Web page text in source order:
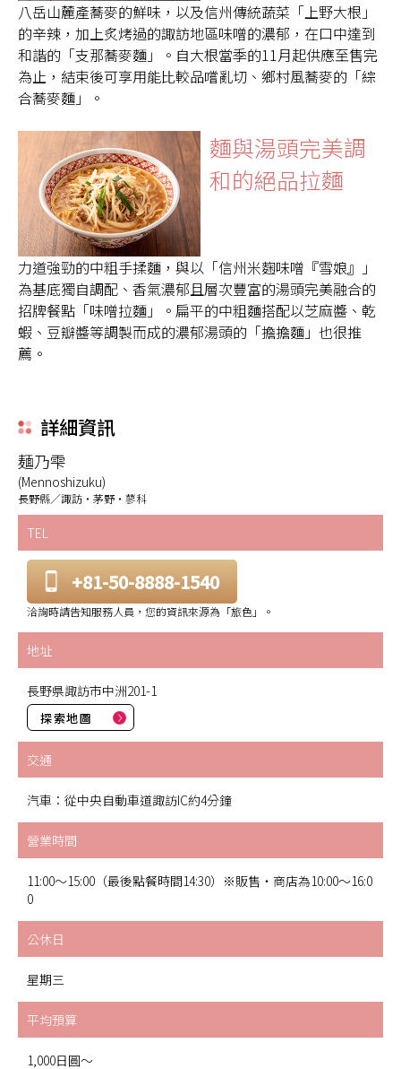
八岳山麓產蕎麥的鮮味，以及信州傳統蔬菜「上野大根」
的辛辣，加上炙烤過的諏訪地區味噌的濃郁，在口中達到
和諧的「支那蕎麥麵」。自大根當季的11月起供應至售完
為止，結束後可享用能比較品嚐亂切、鄉村風蕎麥的「綜
合蕎麥麵」。
麵與湯頭完美調
和的絕品拉麵
力道強勁的中粗手揉麵，與以「信州米麴味噌『雪娘』」
為基底獨自調配、香氣濃郁且層次豐富的湯頭完美融合的
招牌餐點「味噌拉麵」。扁平的中粗麵搭配以芝麻醬、乾
蝦、豆瓣醬等調製而成的濃郁湯頭的「擔擔麵」也很推
薦。
詳細資訊
麺乃雫
(Mennoshizuku)
長野縣／諏訪・茅野・蓼科
TEL
+81-50-8888-1540
洽詢時請告知服務人員，您的資訊來源為「旅色」。
地址
長野県諏訪市中洲201-1
探索地圖
交通
汽車：從中央自動車道諏訪IC約4分鐘
營業時間
11:00～15:00（最後點餐時間14:30）※販售・商店為10:00～16:0
0
公休日
星期三
平均預算
1,000日圓～